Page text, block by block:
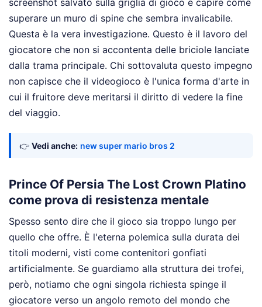
superare un muro di spine che sembra invalicabile.
Questa è la vera investigazione. Questo è il lavoro del
giocatore che non si accontenta delle briciole lanciate
dalla trama principale. Chi sottovaluta questo impegno
non capisce che il videogioco è l'unica forma d'arte in
cui il fruitore deve meritarsi il diritto di vedere la fine
del viaggio.
👉 Vedi anche: new super mario bros 2
Prince Of Persia The Lost Crown Platino
come prova di resistenza mentale
Spesso sento dire che il gioco sia troppo lungo per
quello che offre. È l'eterna polemica sulla durata dei
titoli moderni, visti come contenitori gonfiati
artificialmente. Se guardiamo alla struttura dei trofei,
però, notiamo che ogni singola richiesta spinge il
giocatore verso un angolo remoto del mondo che